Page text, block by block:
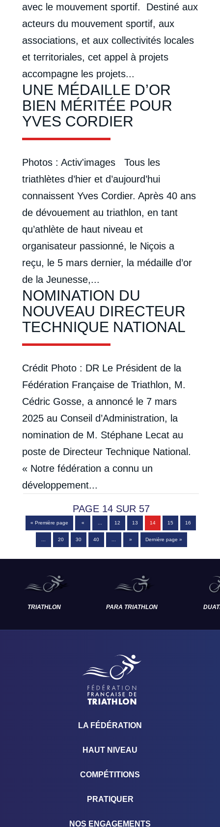
avec le mouvement sportif. Destiné aux
acteurs du mouvement sportif, aux
associations, et aux collectivités locales
et territoriales, cet appel à projets
accompagne les projets...
UNE MÉDAILLE D’OR
BIEN MÉRITÉE POUR
YVES CORDIER
Photos : Activ'images Tous les
triathlètes d’hier et d’aujourd’hui
connaissent Yves Cordier. Après 40 ans
de dévouement au triathlon, en tant
qu’athlète de haut niveau et
organisateur passionné, le Niçois a
reçu, le 5 mars dernier, la médaille d’or
de la Jeunesse,...
NOMINATION DU
NOUVEAU DIRECTEUR
TECHNIQUE NATIONAL
Crédit Photo : DR Le Président de la
Fédération Française de Triathlon, M.
Cédric Gosse, a annoncé le 7 mars
2025 au Conseil d’Administration, la
nomination de M. Stéphane Lecat au
poste de Directeur Technique National.
« Notre fédération a connu un
développement...
PAGE 14 SUR 57
« Première page « 12 13 14 15 16
20 30 40 » Dernière page »
TRIATHLON PARA TRIATHLON
LA FÉDÉRATION
HAUT NIVEAU
COMPÉTITIONS
PRATIQUER
NOS ENGAGEMENTS